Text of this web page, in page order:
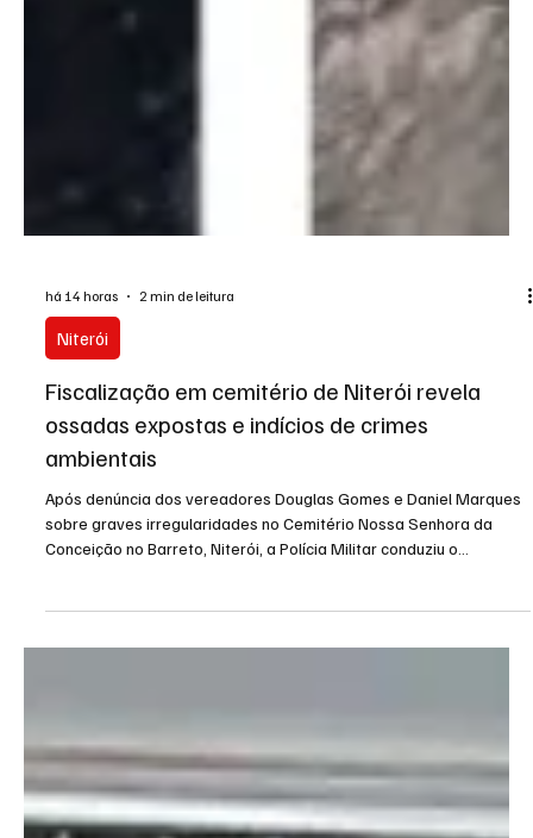
há 14 horas 2 min de leitura
Niterói
Fiscalização em cemitério de Niterói revela
ambientais
Após denúncia dos vereadores Douglas Gomes e Daniel Marques
ambiental. Uma fiscalização realizada pelos vereadores Douglas
Gomes, presidente da Comissão de Defesa dos Direitos do
Contribuinte, e Daniel Marques, presidente da Comissão de Meio
Ambiente da Câmara Municipal, revelou um cenário con